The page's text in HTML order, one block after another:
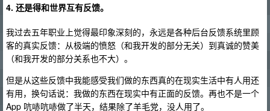
4. 还是得和世界互有反馈。
我过去五年职业上觉得最印象深刻的，永远是各种后台反馈系统里顾
客的真实反馈：从极端的愤怒（和我开发的部分无关）到真诚的赞美
（和我开发的部分关系也不大）。
但是从这些反馈中我能感受我们做的东西真的在现实生活中有人用还
有用，换句话说：我做的东西在现实中有正面的反馈。再也不是一个
App 吭哧吭哧做了半天，结果除了羊毛党，没人用了。